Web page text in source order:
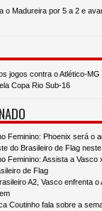
o Madureira por 5 a 2 e
jogos contra o Atlético-
Copa Rio Sub-16
Feminino: Phoenix será o
do Brasileiro de Flag
Feminino: Assista a Vasco
de Flag
A2, Vasco enfrenta
Coutinho fala sobre a